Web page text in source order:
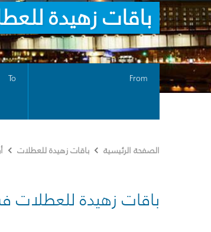
باقات زهيدة
From
To
الصفحة الرئيسية باقات زهيدة للعطلات
باقات زهيدة للعطلات